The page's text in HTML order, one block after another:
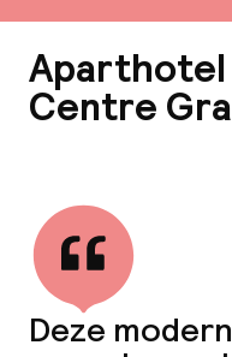
Aparthotel
Centre
Deze